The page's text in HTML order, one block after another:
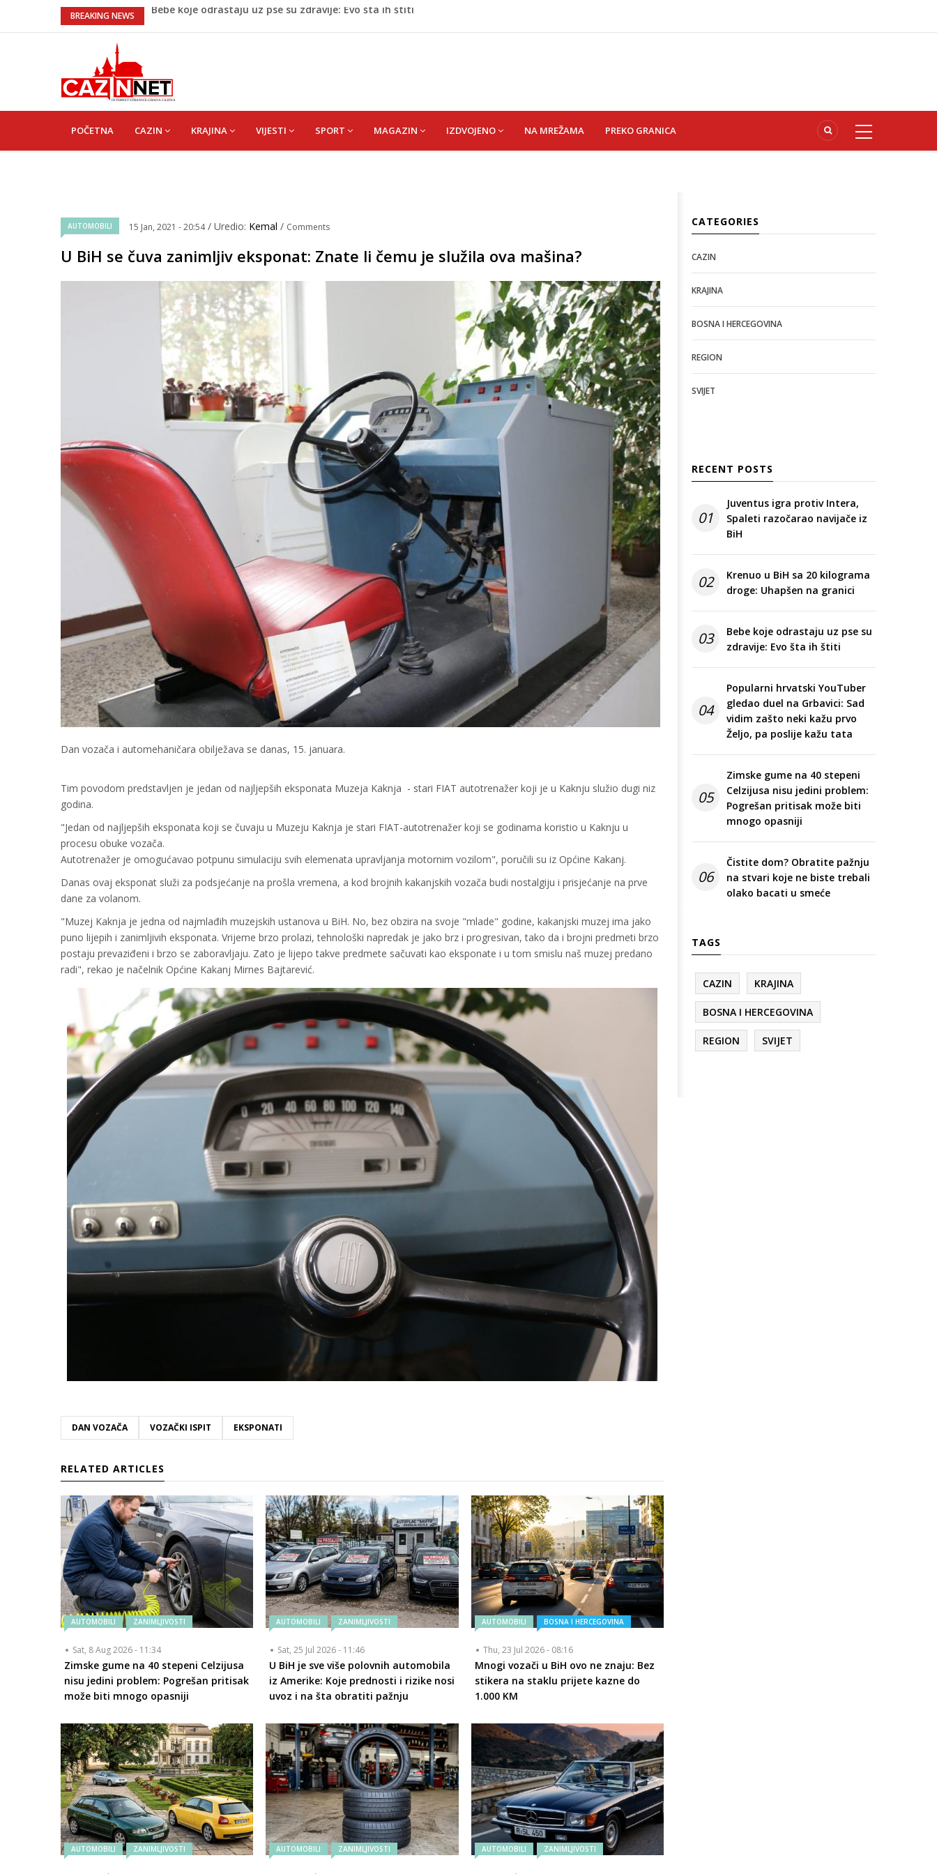
BREAKING NEWS
Krenuo u BiH sa 20 kilograma droge: Uhapšen na granici
Juventus igra protiv Intera, Spaleti razočarao navijače iz BiH
Bebe koje odrastaju uz pse su zdravije: Evo šta ih štiti
NAVIGATION
POČETNA CAZIN KRAJINA VIJESTI SPORT MAGAZIN IZDVOJENO NA MREŽAMA PREKO GRANICA
AUTOMOBILI 15 Jan, 2021 - 20:54 / Uredio: Kemal / Comments
U BiH se čuva zanimljiv eksponat: Znate li čemu je služila ova mašina?
Dan vozača i automehaničara obilježava se danas, 15. januara.
Tim povodom predstavljen je jedan od najljepših eksponata Muzeja Kaknja - stari FIAT autotrenažer koji je u Kaknju služio dugi niz
godina.
"Jedan od najljepših eksponata koji se čuvaju u Muzeju Kaknja je stari FIAT-autotrenažer koji se godinama koristio u Kaknju u
procesu obuke vozača.
Autotrenažer je omogućavao potpunu simulaciju svih elemenata upravljanja motornim vozilom", poručili su iz Općine Kakanj.
Danas ovaj eksponat služi za podsjećanje na prošla vremena, a kod brojnih kakanjskih vozača budi nostalgiju i prisjećanje na prve
dane za volanom.
"Muzej Kaknja je jedna od najmlađih muzejskih ustanova u BiH. No, bez obzira na svoje "mlade" godine, kakanjski muzej ima jako
puno lijepih i zanimljivih eksponata. Vrijeme brzo prolazi, tehnološki napredak je jako brz i progresivan, tako da i brojni predmeti brzo
postaju prevaziđeni i brzo se zaboravljaju. Zato je lijepo takve predmete sačuvati kao eksponate i u tom smislu naš muzej predano
radi", rekao je načelnik Općine Kakanj Mirnes Bajtarević.
DAN VOZAČA VOZAČKI ISPIT EKSPONATI
RELATED ARTICLES
AUTOMOBILI ZANIMLJIVOSTI
Sat, 8 Aug 2026 - 11:34
Zimske gume na 40 stepeni Celzijusa
nisu jedini problem: Pogrešan pritisak
može biti mnogo opasniji
AUTOMOBILI ZANIMLJIVOSTI
Sat, 25 Jul 2026 - 11:46
U BiH je sve više polovnih automobila
iz Amerike: Koje prednosti i rizike nosi
uvoz i na šta obratiti pažnju
AUTOMOBILI BOSNA I HERCEGOVINA
Thu, 23 Jul 2026 - 08:16
Mnogi vozači u BiH ovo ne znaju: Bez
stikera na staklu prijete kazne do
1.000 KM
AUTOMOBILI ZANIMLJIVOSTI AUTOMOBILI ZANIMLJIVOSTI AUTOMOBILI ZANIMLJIVOSTI
CATEGORIES
CAZIN
KRAJINA
BOSNA I HERCEGOVINA
REGION
SVIJET
RECENT POSTS
01
Juventus igra protiv Intera,
Spaleti razočarao navijače iz
BiH
02
Krenuo u BiH sa 20 kilograma
droge: Uhapšen na granici
03
Bebe koje odrastaju uz pse su
zdravije: Evo šta ih štiti
04
Popularni hrvatski YouTuber
gledao duel na Grbavici: Sad
vidim zašto neki kažu prvo
Željo, pa poslije kažu tata
05
Zimske gume na 40 stepeni
Celzijusa nisu jedini problem:
Pogrešan pritisak može biti
mnogo opasniji
06
Čistite dom? Obratite pažnju
na stvari koje ne biste trebali
olako bacati u smeće
TAGS
CAZIN KRAJINA
BOSNA I HERCEGOVINA
REGION SVIJET